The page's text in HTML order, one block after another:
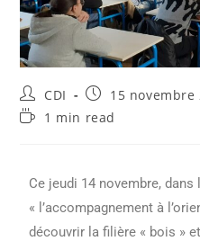
CDI 15 novembre
1 min read
Ce jeudi 14 novembre, dans
« l’accompagnement à
découvrir la filière « bois »